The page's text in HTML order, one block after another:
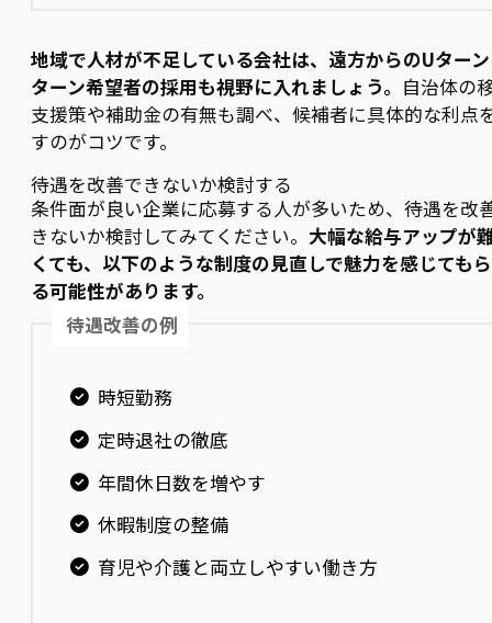
地域で人材が不足している会社は、遠方からのUター
ターン希望者の採用も視野に入れましょう。 自治体の
支援策や補助金の有無も調べ、候補者に具体的な利点
すのがコツです。
待遇を改善できないか検討する
条件面が良い企業に応募する人が多いため、待遇を改
きないか検討してみてください。 大幅な給与アップが
くても、以下のような制度の見直しで魅力を感じても
る可能性があります。
待遇改善の例
時短勤務
定時退社の徹底
年間休日数を増やす
休暇制度の整備
育児や介護と両立しやすい働き方